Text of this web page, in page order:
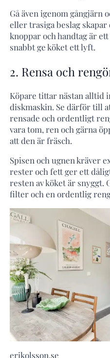
Gå även igenom gångjärn
eller trasiga beslag
knoppar och handtag är
snabbt ge köket ett lyft.
2. Rensa och
Köpare tittar nästan alltid
diskmaskin. Se därför till
rensade och ordentligt
vara tom, ren och gärna
att den är fräsch.
Spisen och ugnen kräver
rester och fett ger ett
resten av köket är snyggt.
filter och en ordentlig
erikolsson.se